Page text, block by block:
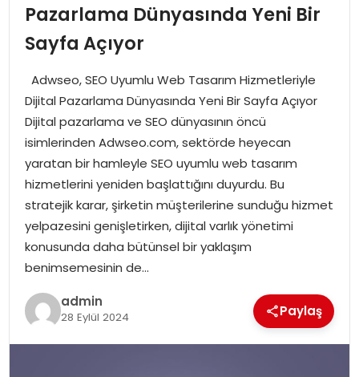
EKONOMI
MAGAZIN
SAĞLIK
SIYASET
SPOR
TEKNOLOJI
YAŞAM
Pazarlama Dünyasında Yeni Bir
Sayfa Açıyor
Adwseo, SEO Uyumlu Web Tasarım Hizmetleriyle
Dijital Pazarlama Dünyasında Yeni Bir Sayfa Açıyor
Dijital pazarlama ve SEO dünyasının öncü
isimlerinden Adwseo.com, sektörde heyecan
yaratan bir hamleyle SEO uyumlu web tasarım
hizmetlerini yeniden başlattığını duyurdu. Bu
stratejik karar, şirketin müşterilerine sunduğu hizmet
yelpazesini genişletirken, dijital varlık yönetimi
konusunda daha bütünsel bir yaklaşım
benimsemesinin de…
admin
28 Eylül 2024 Paylaş